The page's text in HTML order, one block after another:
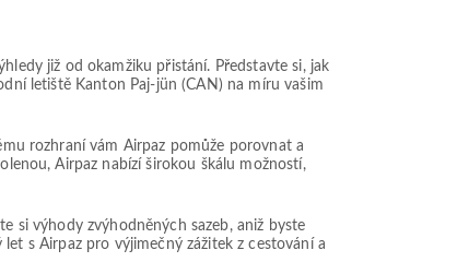
již od okamžiku přistání. Představte si, jak
letiště Kanton Paj-jün (CAN) na míru vašim
rozhraní vám Airpaz pomůže porovnat a
Airpaz nabízí širokou škálu možností,
si výhody zvýhodněných sazeb, aniž byste
s Airpaz pro výjimečný zážitek z cestování a